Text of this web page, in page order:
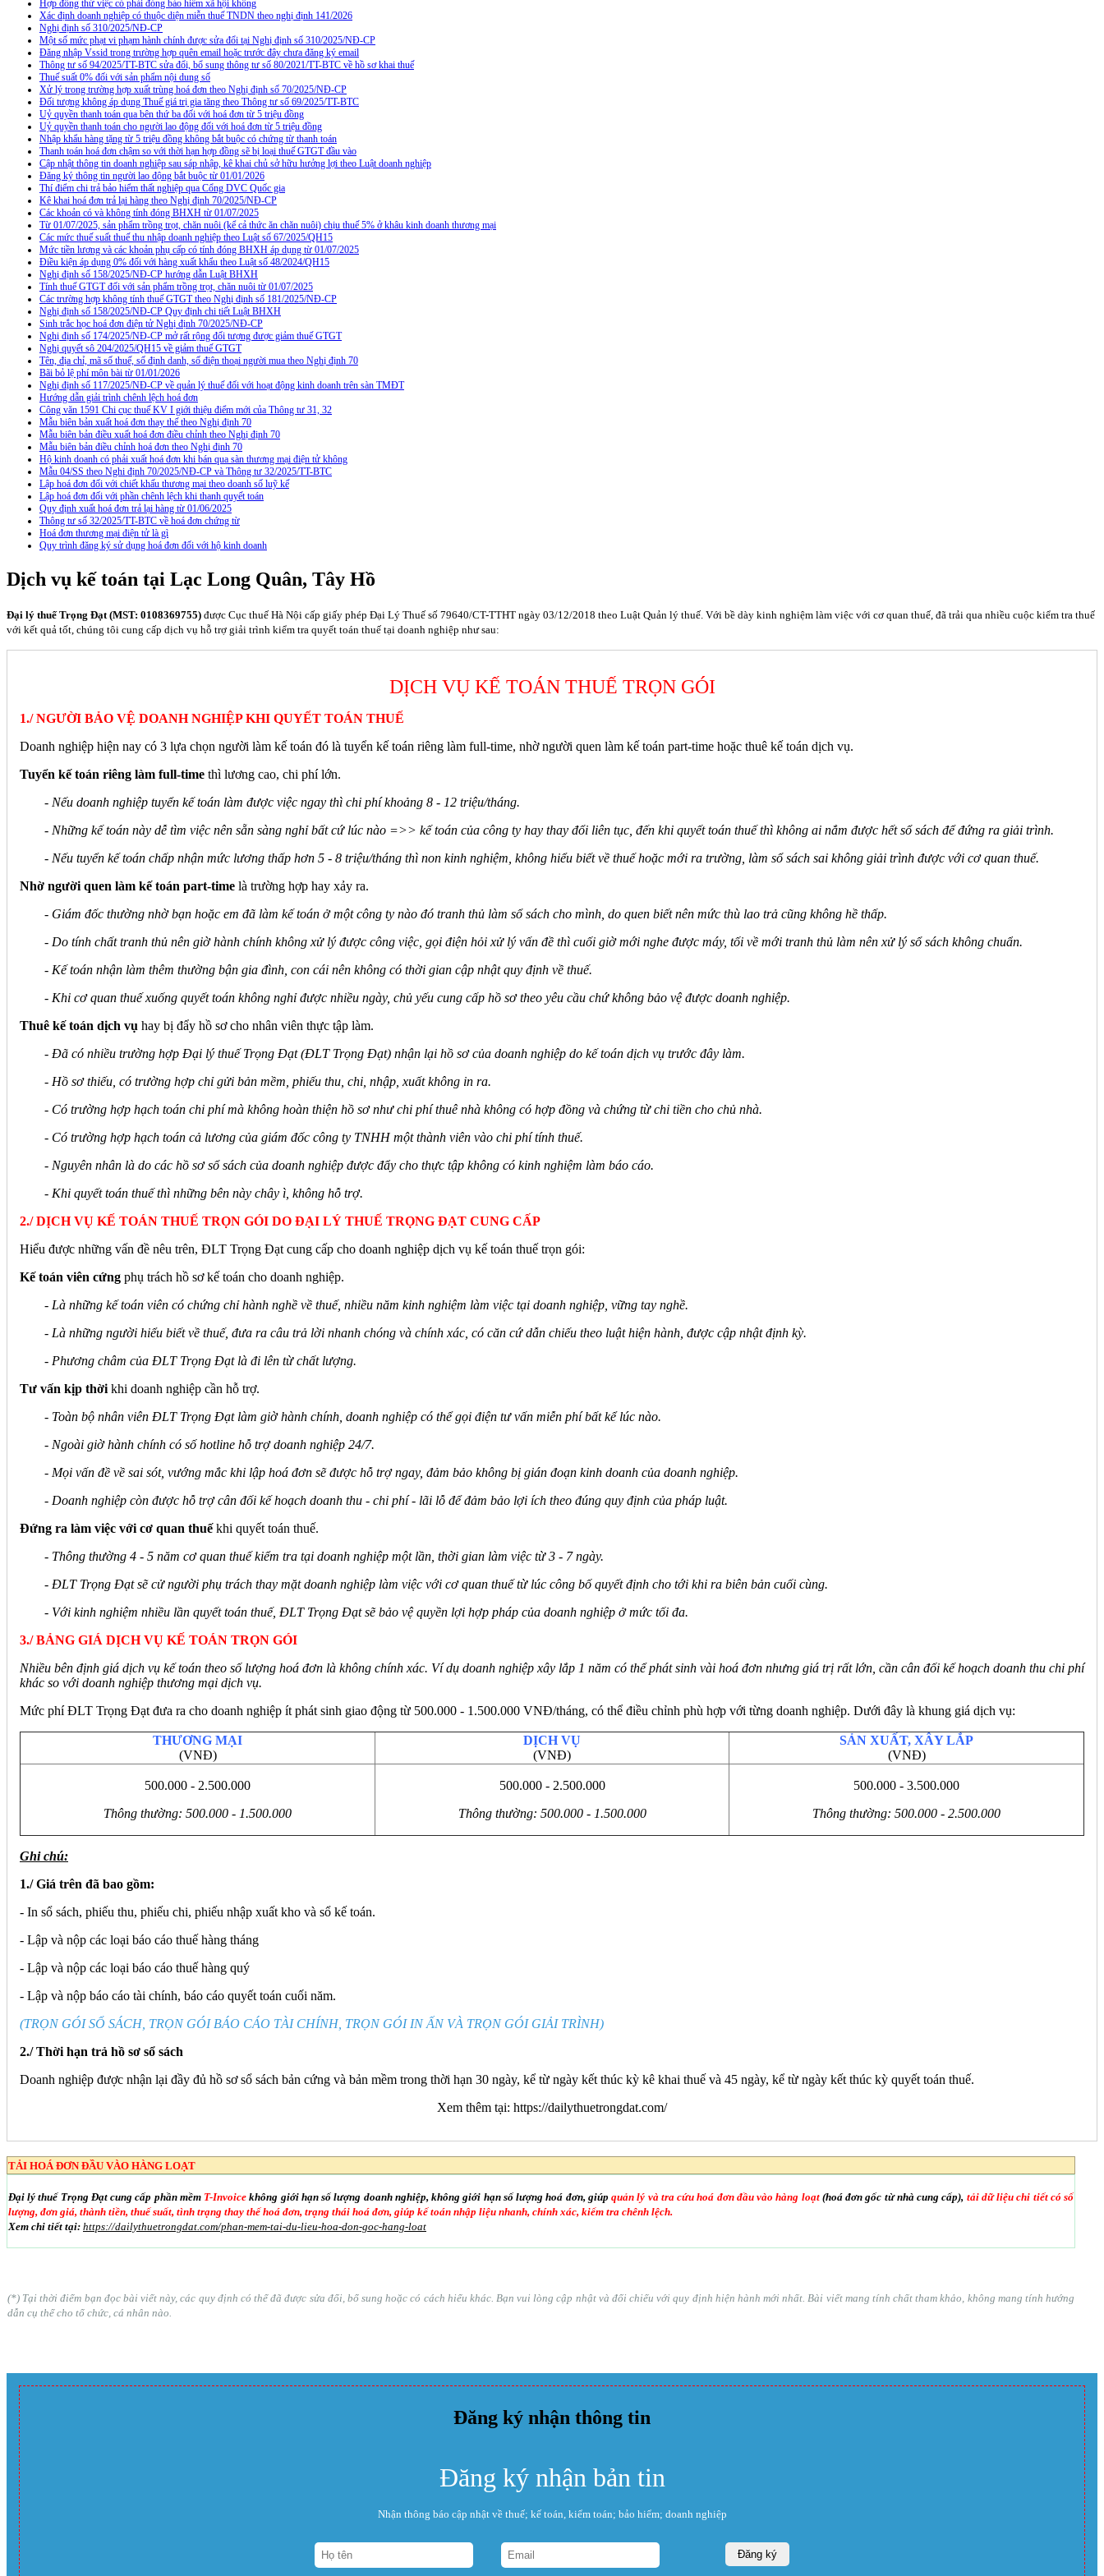
Hợp đồng thử việc có phải đóng bảo hiểm xã hội không
Xác định doanh nghiệp có thuộc diện miễn thuế TNDN theo nghị định 141/2026
Nghị định số 310/2025/NĐ-CP
Một số mức phạt vi phạm hành chính được sửa đổi tại Nghị định số 310/2025/NĐ-CP
Đăng nhập Vssid trong trường hợp quên email hoặc trước đây chưa đăng ký email
Thông tư số 94/2025/TT-BTC sửa đổi, bổ sung thông tư số 80/2021/TT-BTC về hồ sơ khai thuế
Thuế suất 0% đối với sản phẩm nội dung số
Xử lý trong trường hợp xuất trùng hoá đơn theo Nghị định số 70/2025/NĐ-CP
Đối tượng không áp dụng Thuế giá trị gia tăng theo Thông tư số 69/2025/TT-BTC
Uỷ quyền thanh toán qua bên thứ ba đối với hoá đơn từ 5 triệu đồng
Uỷ quyền thanh toán cho người lao động đối với hoá đơn từ 5 triệu đồng
Nhập khẩu hàng tặng từ 5 triệu đồng không bắt buộc có chứng từ thanh toán
Thanh toán hoá đơn chậm so với thời hạn hợp đồng sẽ bị loại thuế GTGT đầu vào
Cập nhật thông tin doanh nghiệp sau sáp nhập, kê khai chủ sở hữu hưởng lợi theo Luật doanh nghiệp
Đăng ký thông tin người lao động bắt buộc từ 01/01/2026
Thí điểm chi trả bảo hiểm thất nghiệp qua Cổng DVC Quốc gia
Kê khai hoá đơn trả lại hàng theo Nghị định 70/2025/NĐ-CP
Các khoản có và không tính đóng BHXH từ 01/07/2025
Từ 01/07/2025, sản phẩm trồng trọt, chăn nuôi (kể cả thức ăn chăn nuôi) chịu thuế 5% ở khâu kinh doanh thương mại
Các mức thuế suất thuế thu nhập doanh nghiệp theo Luật số 67/2025/QH15
Mức tiền lương và các khoản phụ cấp có tính đóng BHXH áp dụng từ 01/07/2025
Điều kiện áp dụng 0% đối với hàng xuất khẩu theo Luật số 48/2024/QH15
Nghị định số 158/2025/NĐ-CP hướng dẫn Luật BHXH
Tính thuế GTGT đối với sản phẩm trồng trọt, chăn nuôi từ 01/07/2025
Các trường hợp không tính thuế GTGT theo Nghị định số 181/2025/NĐ-CP
Nghị định số 158/2025/NĐ-CP Quy định chi tiết Luật BHXH
Sinh trắc học hoá đơn điện tử Nghị định 70/2025/NĐ-CP
Nghị định số 174/2025/NĐ-CP mở rất rộng đối tượng được giảm thuế GTGT
Nghị quyết sô 204/2025/QH15 về giảm thuế GTGT
Tên, địa chỉ, mã số thuế, số định danh, số điện thoại người mua theo Nghị định 70
Bãi bỏ lệ phí môn bài từ 01/01/2026
Nghị định số 117/2025/NĐ-CP về quản lý thuế đối với hoạt động kinh doanh trên sàn TMĐT
Hướng dẫn giải trình chênh lệch hoá đơn
Công văn 1591 Chi cục thuế KV I giới thiệu điểm mới của Thông tư 31, 32
Mẫu biên bản xuất hoá đơn thay thế theo Nghị định 70
Mẫu biên bản điều xuất hoá đơn điều chỉnh theo Nghị định 70
Mẫu biên bản điều chỉnh hoá đơn theo Nghị định 70
Hộ kinh doanh có phải xuất hoá đơn khi bán qua sàn thương mại điện tử không
Mẫu 04/SS theo Nghi định 70/2025/NĐ-CP và Thông tư 32/2025/TT-BTC
Lập hoá đơn đối với chiết khấu thương mại theo doanh số luỹ kế
Lập hoá đơn đối với phần chênh lệch khi thanh quyết toán
Quy định xuất hoá đơn trả lại hàng từ 01/06/2025
Thông tư số 32/2025/TT-BTC về hoá đơn chứng từ
Hoá đơn thương mại điện tử là gì
Quy trình đăng ký sử dụng hoá đơn đối với hộ kinh doanh
Dịch vụ kế toán tại Lạc Long Quân, Tây Hồ
Đại lý thuế Trọng Đạt (MST: 0108369755) được Cục thuế Hà Nội cấp giấy phép Đại Lý Thuế số 79640/CT-TTHT ngày 03/12/2018 theo Luật Quản lý thuế. Với bề dày kinh nghiệm làm việc với cơ quan thuế, đã trải qua nhiều cuộc kiểm tra thuế
với kết quả tốt, chúng tôi cung cấp dịch vụ hỗ trợ giải trình kiểm tra quyết toán thuế tại doanh nghiệp như sau:
DỊCH VỤ KẾ TOÁN THUẾ TRỌN GÓI
1./ NGƯỜI BẢO VỆ DOANH NGHIỆP KHI QUYẾT TOÁN THUẾ
Doanh nghiệp hiện nay có 3 lựa chọn người làm kế toán đó là tuyển kế toán riêng làm full-time, nhờ người quen làm kế toán part-time hoặc thuê kế toán dịch vụ.
Tuyển kế toán riêng làm full-time thì lương cao, chi phí lớn.
- Nếu doanh nghiệp tuyển kế toán làm được việc ngay thì chi phí khoảng 8 - 12 triệu/tháng.
- Những kế toán này dễ tìm việc nên sẵn sàng nghỉ bất cứ lúc nào =>> kế toán của công ty hay thay đổi liên tục, đến khi quyết toán thuế thì không ai nắm được hết sổ sách để đứng ra giải trình.
- Nếu tuyển kế toán chấp nhận mức lương thấp hơn 5 - 8 triệu/tháng thì non kinh nghiệm, không hiểu biết về thuế hoặc mới ra trường, làm sổ sách sai không giải trình được với cơ quan thuế.
Nhờ người quen làm kế toán part-time là trường hợp hay xảy ra.
- Giám đốc thường nhờ bạn hoặc em đã làm kế toán ở một công ty nào đó tranh thủ làm sổ sách cho mình, do quen biết nên mức thù lao trả cũng không hề thấp.
- Do tính chất tranh thủ nên giờ hành chính không xử lý được công việc, gọi điện hỏi xử lý vấn đề thì cuối giờ mới nghe được máy, tối về mới tranh thủ làm nên xử lý sổ sách không chuẩn.
- Kế toán nhận làm thêm thường bận gia đình, con cái nên không có thời gian cập nhật quy định về thuế.
- Khi cơ quan thuế xuống quyết toán không nghỉ được nhiều ngày, chủ yếu cung cấp hồ sơ theo yêu cầu chứ không bảo vệ được doanh nghiệp.
Thuê kế toán dịch vụ hay bị đẩy hồ sơ cho nhân viên thực tập làm.
- Đã có nhiều trường hợp Đại lý thuế Trọng Đạt (ĐLT Trọng Đạt) nhận lại hồ sơ của doanh nghiệp do kế toán dịch vụ trước đây làm.
- Hồ sơ thiếu, có trường hợp chỉ gửi bản mềm, phiếu thu, chi, nhập, xuất không in ra.
- Có trường hợp hạch toán chi phí mà không hoàn thiện hồ sơ như chi phí thuê nhà không có hợp đồng và chứng từ chi tiền cho chủ nhà.
- Có trường hợp hạch toán cả lương của giám đốc công ty TNHH một thành viên vào chi phí tính thuế.
- Nguyên nhân là do các hồ sơ sổ sách của doanh nghiệp được đẩy cho thực tập không có kinh nghiệm làm báo cáo.
- Khi quyết toán thuế thì những bên này chây ì, không hỗ trợ.
2./ DỊCH VỤ KẾ TOÁN THUẾ TRỌN GÓI DO ĐẠI LÝ THUẾ TRỌNG ĐẠT CUNG CẤP
Hiểu được những vấn đề nêu trên, ĐLT Trọng Đạt cung cấp cho doanh nghiệp dịch vụ kế toán thuế trọn gói:
Kế toán viên cứng phụ trách hồ sơ kế toán cho doanh nghiệp.
- Là những kế toán viên có chứng chỉ hành nghề về thuế, nhiều năm kinh nghiệm làm việc tại doanh nghiệp, vững tay nghề.
- Là những người hiểu biết về thuế, đưa ra câu trả lời nhanh chóng và chính xác, có căn cứ dẫn chiếu theo luật hiện hành, được cập nhật định kỳ.
- Phương châm của ĐLT Trọng Đạt là đi lên từ chất lượng.
Tư vấn kịp thời khi doanh nghiệp cần hỗ trợ.
- Toàn bộ nhân viên ĐLT Trọng Đạt làm giờ hành chính, doanh nghiệp có thể gọi điện tư vấn miễn phí bất kể lúc nào.
- Ngoài giờ hành chính có số hotline hỗ trợ doanh nghiệp 24/7.
- Mọi vấn đề về sai sót, vướng mắc khi lập hoá đơn sẽ được hỗ trợ ngay, đảm bảo không bị gián đoạn kinh doanh của doanh nghiệp.
- Doanh nghiệp còn được hỗ trợ cân đối kế hoạch doanh thu - chi phí - lãi lỗ để đảm bảo lợi ích theo đúng quy định của pháp luật.
Đứng ra làm việc với cơ quan thuếkhi quyết toán thuế.
- Thông thường 4 - 5 năm cơ quan thuế kiểm tra tại doanh nghiệp một lần, thời gian làm việc từ 3 - 7 ngày.
- ĐLT Trọng Đạt sẽ cử người phụ trách thay mặt doanh nghiệp làm việc với cơ quan thuế từ lúc công bố quyết định cho tới khi ra biên bản cuối cùng.
- Với kinh nghiệm nhiều lần quyết toán thuế, ĐLT Trọng Đạt sẽ bảo vệ quyền lợi hợp pháp của doanh nghiệp ở mức tối đa.
3./ BẢNG GIÁ DỊCH VỤ KẾ TOÁN TRỌN GÓI
Nhiều bên định giá dịch vụ kế toán theo số lượng hoá đơn là không chính xác. Ví dụ doanh nghiệp xây lắp 1 năm có thể phát sinh vài hoá đơn nhưng giá trị rất lớn, cần cân đối kế hoạch doanh thu chi phí
khác so với doanh nghiệp thương mại dịch vụ.
Mức phí ĐLT Trọng Đạt đưa ra cho doanh nghiệp ít phát sinh giao động từ 500.000 - 1.500.000 VNĐ/tháng, có thể điều chỉnh phù hợp với từng doanh nghiệp. Dưới đây là khung giá dịch vụ:
THƯƠNG MẠI
(VNĐ)
DỊCH VỤ
(VNĐ)
SẢN XUẤT, XÂY LẮP
(VNĐ)
500.000 - 2.500.000
Thông thường: 500.000 - 1.500.000
500.000 - 2.500.000
Thông thường: 500.000 - 1.500.000
500.000 - 3.500.000
Thông thường: 500.000 - 2.500.000
Ghi chú:
1./ Giá trên đã bao gồm:
- In sổ sách, phiếu thu, phiếu chi, phiếu nhập xuất kho và sổ kế toán.
- Lập và nộp các loại báo cáo thuế hàng tháng
- Lập và nộp các loại báo cáo thuế hàng quý
- Lập và nộp báo cáo tài chính, báo cáo quyết toán cuối năm.
(TRỌN GÓI SỔ SÁCH, TRỌN GÓI BÁO CÁO TÀI CHÍNH, TRỌN GÓI IN ẤN VÀ TRỌN GÓI GIẢI TRÌNH)
2./ Thời hạn trả hồ sơ sổ sách
Doanh nghiệp được nhận lại đầy đủ hồ sơ sổ sách bản cứng và bản mềm trong thời hạn 30 ngày, kể từ ngày kết thúc kỳ kê khai thuế và 45 ngày, kể từ ngày kết thúc kỳ quyết toán thuế.
Xem thêm tại: https://dailythuetrongdat.com/
TẢI HOÁ ĐƠN ĐẦU VÀO HÀNG LOẠT
Đại lý thuế Trọng Đạt cung cấp phần mềm T-Invoice không giới hạn số lượng doanh nghiệp, không giới hạn số lượng hoá đơn, giúpquản lý và tra cứu hoá đơn đầu vào hàng loạt(hoá đơn gốc từ nhà cung cấp), tải dữ liệu chi tiết có số
lượng, đơn giá, thành tiền, thuế suất, tình trạng thay thế hoá đơn, trạng thái hoá đơn, giúp kế toán nhập liệu nhanh, chính xác, kiểm tra chênh lệch.
Xem chi tiết tại: https://dailythuetrongdat.com/phan-mem-tai-du-lieu-hoa-don-goc-hang-loat
(*) Tại thời điểm bạn đọc bài viết này, các quy định có thể đã được sửa đổi, bổ sung hoặc có cách hiểu khác. Bạn vui lòng cập nhật và đối chiếu với quy định hiện hành mới nhất. Bài viết mang tính chất tham khảo, không mang tính hướng
dẫn cụ thể cho tổ chức, cá nhân nào.
Đăng ký nhận thông tin
Đăng ký nhận bản tin
Nhận thông báo cập nhật về thuế; kế toán, kiểm toán; bảo hiểm; doanh nghiệp